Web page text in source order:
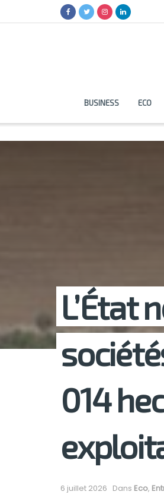
BUSINESS ECO
L’État
014
6 juillet 2026 Dans Eco,